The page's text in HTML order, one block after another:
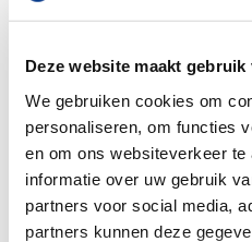
Deze website maakt gebruik
We gebruiken cookies om
personaliseren, om functies
en om ons websiteverkeer
informatie over uw gebruik
partners voor social media,
partners kunnen deze